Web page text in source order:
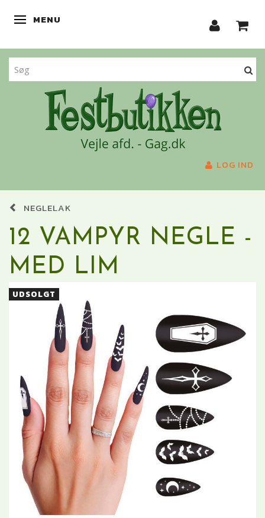
SKIFTE NAVIGATION
MENU
LOG IND
NEGLELAK
12 VAMPYR NEGLE -
MED LIM
UDSOLGT